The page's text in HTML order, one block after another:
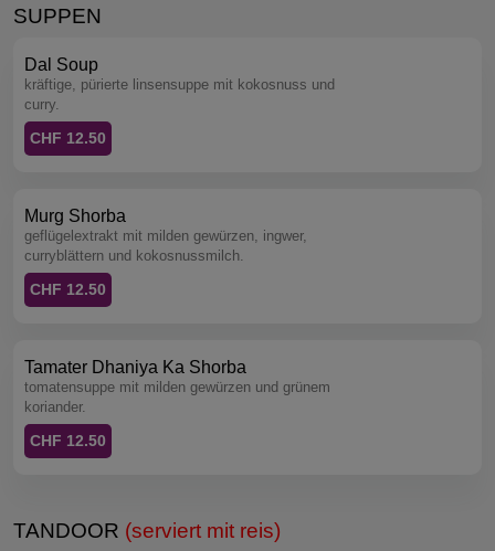
SUPPEN
Dal Soup
kräftige, pürierte linsensuppe mit kokosnuss und
curry.
CHF 12.50
Murg Shorba
geflügelextrakt mit milden gewürzen, ingwer,
curryblättern und kokosnussmilch.
CHF 12.50
Tamater Dhaniya Ka Shorba
tomatensuppe mit milden gewürzen und grünem
koriander.
CHF 12.50
TANDOOR (serviert mit reis)